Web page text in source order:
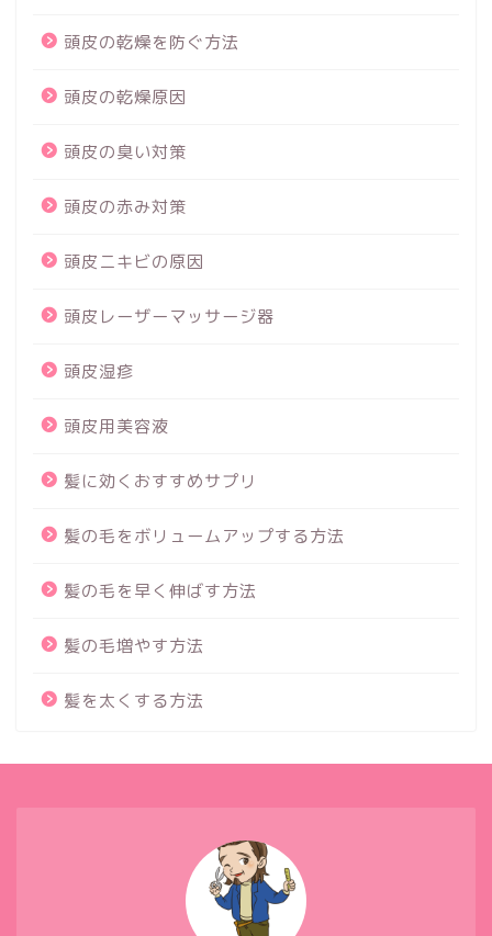
頭皮の乾燥を防ぐ方法
頭皮の乾燥原因
頭皮の臭い対策
頭皮の赤み対策
頭皮ニキビの原因
頭皮レーザーマッサージ器
頭皮湿疹
頭皮用美容液
髪に効くおすすめサプリ
髪の毛をボリュームアップする方法
髪の毛を早く伸ばす方法
髪の毛増やす方法
髪を太くする方法